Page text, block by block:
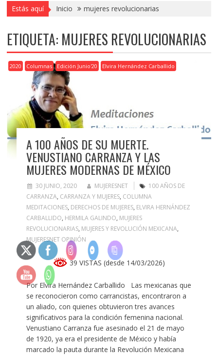
Estás aquí Inicio mujeres revolucionarias
ETIQUETA: MUJERES REVOLUCIONARIAS
2020 Columnas Edición Junio'20 Elvira Hernández Carballido
A 100 AÑOS DE SU MUERTE.
VENUSTIANO CARRANZA Y LAS
MUJERES MODERNAS DE MÉXICO
30 JUNIO, 2020 MUJERESNET
100 AÑOS DE
CARRANZA, CARRANZA Y MUJERES, COLUMNA
MEDITACIONES, DERECHOS DE MUJERES, ELVIRA HERNÁNDEZ
CARBALLIDO, HERMILA GALINDO, MUJERES
REVOLUCIONARIAS, MUJERES Y REVOLUCIÓN MEXICANA,
MUJERESNET OPINIÓN
39 VISTAS (desde 14/03/2026)
Por Elvira Hernández Carballido Las mexicanas que
se reconocieron como carrancistas, encontraron a
un aliado, con quienes obtuvieron tres avances
significativos para la condición femenina nacional.
Venustiano Carranza fue asesinado el 21 de mayo
de 1920, ya era el presidente de México y había
marcado la pauta durante la Revolución Mexicana